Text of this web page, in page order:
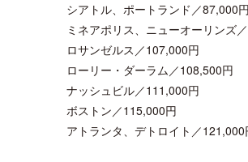
シアトル、ポートランド／87,000円
ミネアポリス、ニューオーリンズ
ロサンゼルス／107,000円
ローリー・ダーラム／108,500円
ナッシュビル／111,000円
ボストン／115,000円
アトランタ、デトロイト／121,000